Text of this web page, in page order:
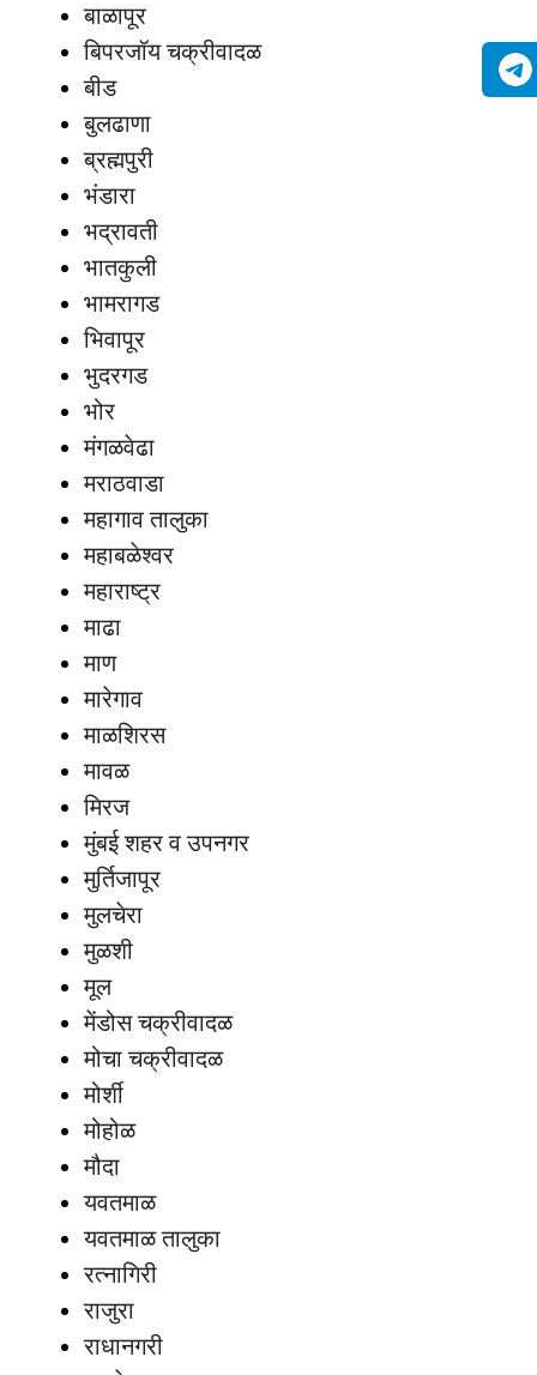
बाळापूर
बिपरजॉय चक्रीवादळ
बीड
बुलढाणा
ब्रह्मपुरी
भंडारा
भद्रावती
भातकुली
भामरागड
भिवापूर
भुदरगड
भोर
मंगळवेढा
मराठवाडा
महागाव तालुका
महाबळेश्वर
महाराष्ट्र
माढा
माण
मारेगाव
माळशिरस
मावळ
मिरज
मुंबई शहर व उपनगर
मुर्तिजापूर
मुलचेरा
मुळशी
मूल
मेंडोस चक्रीवादळ
मोचा चक्रीवादळ
मोर्शी
मोहोळ
मौदा
यवतमाळ
यवतमाळ तालुका
रत्नागिरी
राजुरा
राधानगरी